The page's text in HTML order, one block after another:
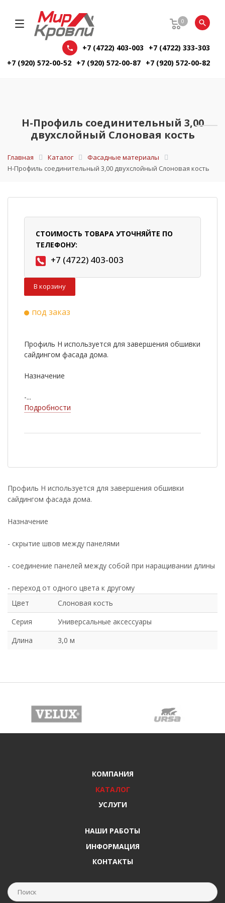
0
+7 (4722) 403-003
+7 (4722) 333-303
+7 (920) 572-00-52 +7 (920) 572-00-87 +7 (920) 572-00-82
H-Профиль соединительный 3,00
двухслойный Слоновая кость
Главная Каталог
Фасадные материалы
H-Профиль соединительный 3,00 двухслойный Слоновая кость
СТОИМОСТЬ ТОВАРА УТОЧНЯЙТЕ ПО
ТЕЛЕФОНУ:
+7 (4722) 403-003
В корзину
под заказ
Профиль H используется для завершения обшивки
сайдингом фасада дома.
Назначение
-...
Подробности
Профиль H используется для завершения обшивки
сайдингом фасада дома.
Назначение
- скрытие швов между панелями
- соединение панелей между собой при наращивании длины
- переход от одного цвета к другому
Цвет
Слоновая кость
Серия
Универсальные аксессуары
Длина
3,0 м
КОМПАНИЯ
КАТАЛОГ
УСЛУГИ
НАШИ РАБОТЫ
ИНФОРМАЦИЯ
КОНТАКТЫ